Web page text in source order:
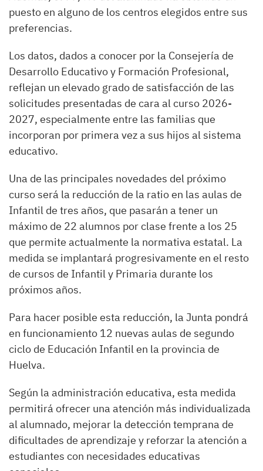
puesto en alguno de los centros elegidos entre sus
preferencias.
Los datos, dados a conocer por la Consejería de
Desarrollo Educativo y Formación Profesional,
reflejan un elevado grado de satisfacción de las
solicitudes presentadas de cara al curso 2026-
2027, especialmente entre las familias que
incorporan por primera vez a sus hijos al sistema
educativo.
Una de las principales novedades del próximo
curso será la reducción de la ratio en las aulas de
Infantil de tres años, que pasarán a tener un
máximo de 22 alumnos por clase frente a los 25
que permite actualmente la normativa estatal. La
medida se implantará progresivamente en el resto
de cursos de Infantil y Primaria durante los
próximos años.
Para hacer posible esta reducción, la Junta pondrá
en funcionamiento 12 nuevas aulas de segundo
ciclo de Educación Infantil en la provincia de
Huelva.
Según la administración educativa, esta medida
permitirá ofrecer una atención más individualizada
al alumnado, mejorar la detección temprana de
dificultades de aprendizaje y reforzar la atención a
estudiantes con necesidades educativas